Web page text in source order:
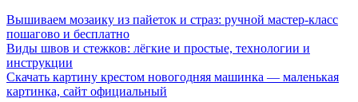
Вышиваем мозаику из пайеток и страз: ручной мастер-класс
пошагово и бесплатно
Виды швов и стежков: лёгкие и простые, технологии и
инструкции
Скачать картину крестом новогодняя машинка — маленькая
картинка, сайт официальный